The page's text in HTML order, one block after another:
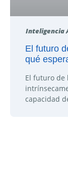
Inteligencia
El futuro
qué
El futuro de
capacidad